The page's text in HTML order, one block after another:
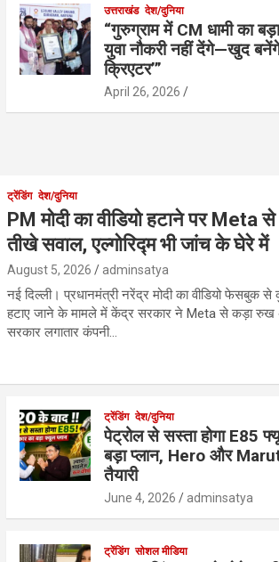
उत्तराखंड देश/दुनिया
“गुरुग्राम में CM धामी का
युवा नौकरी नहीं देंगे—खुद
क्रिएटर’”
April 26, 2026
ट्रेंडिंग देश/दुनिया
PM मोदी का वीडियो हटाने पर Meta
तीखे सवाल, एल्गोरिद्म भी जांच के घेरे में
August 5, 2026 adminsatya
नई दिल्ली। प्रधानमंत्री नरेंद्र मोदी का वीडियो फेसबुक
हटाए जाने के मामले में केंद्र सरकार ने Meta से कड़ा रुख
सरकार लगातार कंपनी…
ट्रेंडिंग देश/दुनिया
पेट्रोल से सस्ता होगा E85
बड़ा प्लान, Hero और
तैयारी
June 4, 2026 adminsatya
ट्रेंडिंग सोशल मीडिया